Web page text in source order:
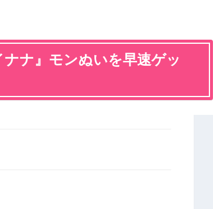
ナ』モンぬいを早速ゲッ